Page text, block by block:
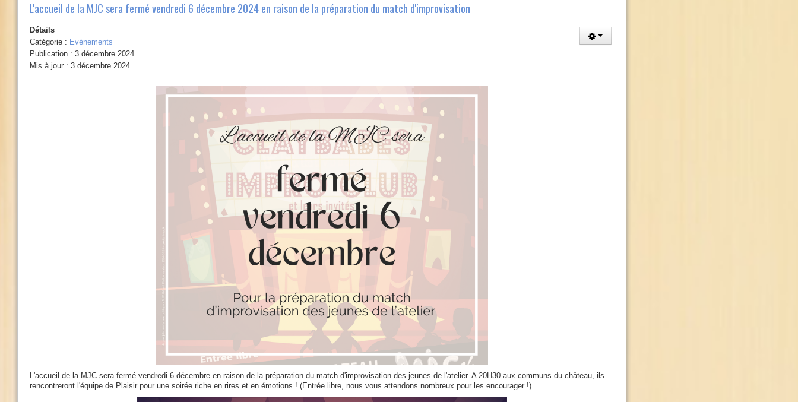
L'accueil de la MJC sera fermé vendredi 6 décembre 2024 en raison de la préparation du match d'improvisation
Détails
Catégorie : Evénements
Publication : 3 décembre 2024
Mis à jour : 3 décembre 2024
L'accueil de la MJC sera fermé vendredi 6 décembre en raison de la préparation du match d'improvisation des jeunes de l'atelier. A 20H30 aux communs du château, ils
rencontreront l'équipe de Plaisir pour une soirée riche en rires et en émotions ! (Entrée libre, nous vous attendons nombreux pour les encourager !)